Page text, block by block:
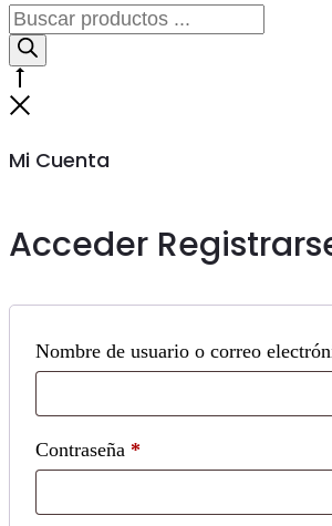
Búsqueda
de
productos
Mi Cuenta
Acceder
Nombre de usuario o correo
Contraseña *